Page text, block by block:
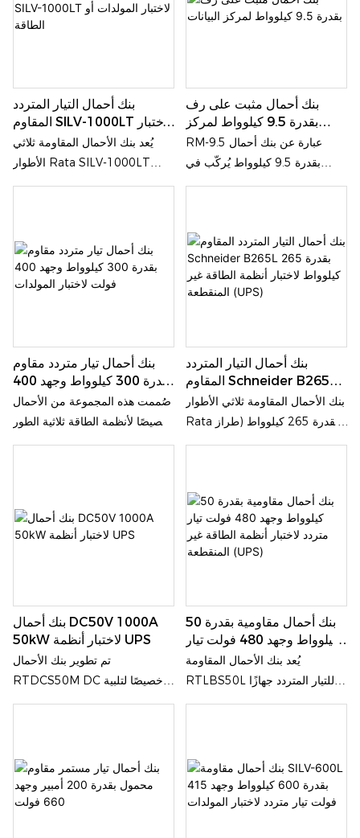
بنك أحمال التيار المتردد
المقاوم SILV-1000LT لاختبار
المولدات أو الطاقة
يُعد بنك الأحمال المقاومة ثلاثي
الأطوار Rata SILV-1000LT
جهازًا احترافيًا فعالًا من حيث
1000 كيلوواط، وتحكم دقيق
بقدرة 10 كيلوواط، ونظام تبديد
حرارة صناعي، وحماية متعددة
لاختبار أداء مصادر الطاقة الصناعية
والتحقق منها، بما في ذلك
المولدات الكبيرة وأنظمة UPS
والمحولات.
بنك أحمال مثبت على رف
بقدرة 9.5 كيلوواط لمركز
البيانات
RM-9.5 عبارة عن بنك أحمال
بقدرة 9.5 كيلوواط يُركّب في
رفوف، وهو مصمم لمراكز البيانات،
يتميز بتصميم قياسي للتركيب في
رفوف 8U، ومجهز بواجهات IEC
60320، مما يجعله مناسبًا لمحاكاة
الخوادم، وخزائن مراكز بيانات
الذكاء الاصطناعي.
بنك أحمال تيار متردد مقاوم
بقدرة 300 كيلوواط وجهد 400
فولت لاختبار المولدات
صُممت هذه المجموعة من الأحمال
خصيصًا لأنظمة الطاقة ثلاثية الطور
ذات أربعة أسلاك (3P4W)، بجهد
فإنها توفر حلولاً دقيقة وموثوقة
لاختبار الأحمال لمجموعات
معدات الطاقة المترددة.
بنك أحمال التيار المتردد
المقاوم Schneider B265L
بقدرة 265 كيلوواط لاختبار
أنظمة الطاقة غير المنقطعة
(UPS)
بنك الأحمال المقاومة ثلاثي الأطوار
Rata بقدرة 265 كيلوواط (طراز:
B265L) معتمد من شنايدر. يتميز
متردد، وتبلغ قدرته القصوى 265
كيلوواط. يُستخدم على نطاق واسع
لاختبار أداء المعدات عالية الطاقة
والتحقق منها، مثل مجموعات
ومحولات الطاقة.
بنك أحمال DC50V 1000A
50kW لاختبار أنظمة UPS
تم تطوير بنك الأحمال
RTDCS50M DC خصيصًا لتلبية
متطلبات اختبار التفريغ والتحقق من
حزم البطاريات ومولدات DC
والمقومات وأنظمة UPS DC
وغيرها.
بنك أحمال مقاومية بقدرة 50
كيلوواط وجهد 480 فولت تيار
متردد لاختبار أنظمة الطاقة غير
المنقطعة (UPS)
يُعد بنك الأحمال المقاومة
RTLBS50L للتيار المتردد جهازًا
عالي الأداء والموثوقية لاختبار التيار
السعة والصيانة لأنظمة الطاقة
المختلفة للتيار المتردد، بما في ذلك
مجموعات المولدات، ووحدات